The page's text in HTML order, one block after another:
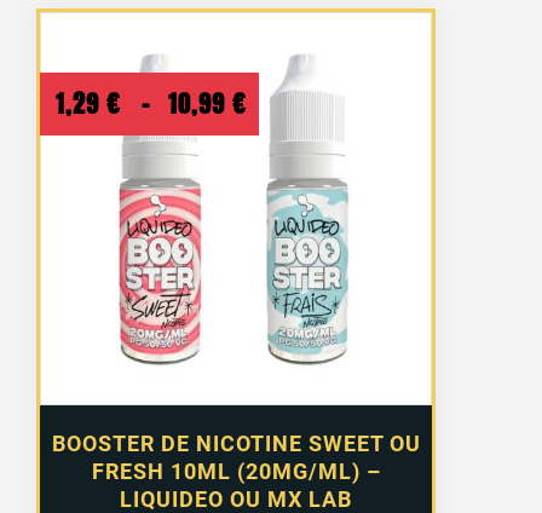
BOOSTER DE NICOTINE SWEET OU
FRESH 10ML (20MG/ML) –
LIQUIDEO OU MX LAB
1,29 € – 10,99 €
Plage
de
prix :
1,29 €
10,99 €